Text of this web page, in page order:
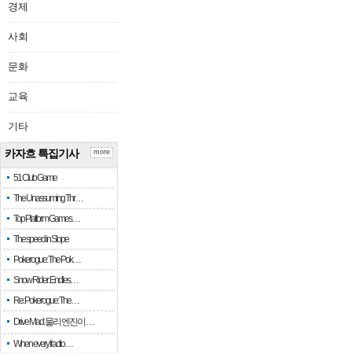
경제
사회
문화
교육
기타
카자흐 특집기사
51 Club Game
The Unassuming Thr…
Top Platform Games…
The speed in Slope
Pokerogue: The Pok…
Snow Rider: Endles…
Re: Pokerogue: The…
Drive Mad: 물리 엔진이 …
When every fractio…
more